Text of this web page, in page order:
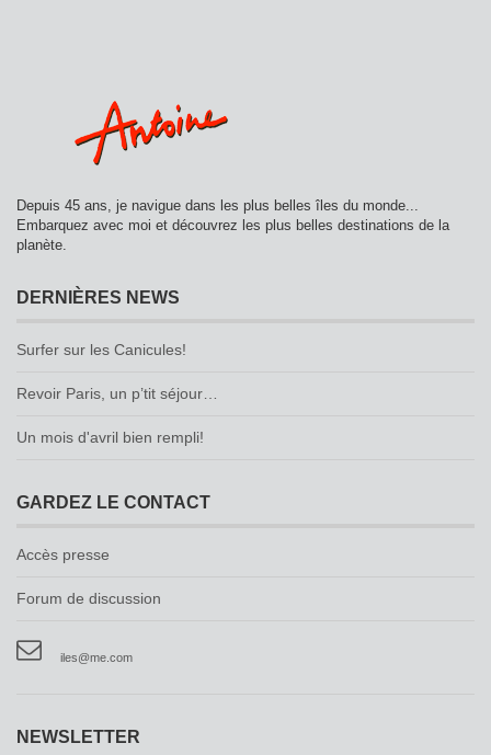
Depuis 45 ans, je navigue dans les plus belles îles du monde...
Embarquez avec moi et découvrez les plus belles destinations de la
planète.
DERNIÈRES NEWS
Surfer sur les Canicules!
Revoir Paris, un p’tit séjour…
Un mois d'avril bien rempli!
GARDEZ LE CONTACT
Accès presse
Forum de discussion
iles@me.com
NEWSLETTER